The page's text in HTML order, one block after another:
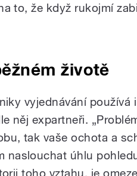
to, že když rukojmí
životě
vyjednávání používá
něj expartneři.
tak vaše ochota a
naslouchat úhlu
toho vztahu, je